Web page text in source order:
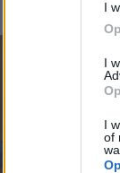
I
I
I
of